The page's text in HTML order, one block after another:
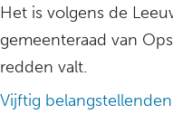
Het is volgens de
gemeenteraad van
redden valt.
Vijftig belangstellenden